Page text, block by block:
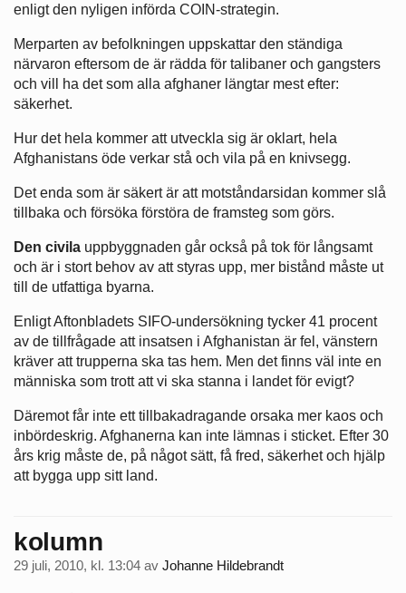
enligt den nyligen införda COIN-strategin.
Merparten av befolkningen uppskattar den ständiga
närvaron eftersom de är rädda för talibaner och gangsters
och vill ha det som alla afghaner längtar mest efter:
säkerhet.
Hur det hela kommer att utveckla sig är oklart, hela
Afghanistans öde verkar stå och vila på en knivsegg.
Det enda som är säkert är att motståndarsidan kommer slå
tillbaka och försöka förstöra de framsteg som görs.
Den civila uppbyggnaden går också på tok för långsamt
och är i stort behov av att styras upp, mer bistånd måste ut
till de utfattiga byarna.
Enligt Aftonbladets SIFO-undersökning tycker 41 procent
av de tillfrågade att insatsen i Afghanistan är fel, vänstern
kräver att trupperna ska tas hem. Men det finns väl inte en
människa som trott att vi ska stanna i landet för evigt?
Däremot får inte ett tillbakadragande orsaka mer kaos och
inbördeskrig. Afghanerna kan inte lämnas i sticket. Efter 30
års krig måste de, på något sätt, få fred, säkerhet och hjälp
att bygga upp sitt land.
kolumn
29 juli, 2010, kl. 13:04 av Johanne Hildebrandt